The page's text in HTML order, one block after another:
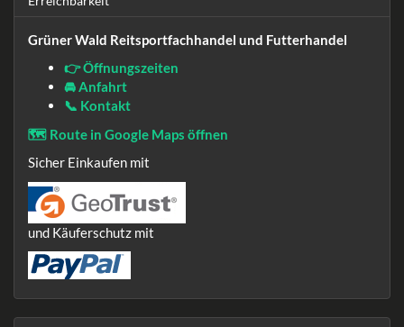
Grüner Wald Reitsportfachhandel und Futterhandel
👉 Öffnungszeiten
🚘 Anfahrt
📞 Kontakt
🗺️ Route in Google Maps öffnen
Sicher Einkaufen mit
und Käuferschutz mit